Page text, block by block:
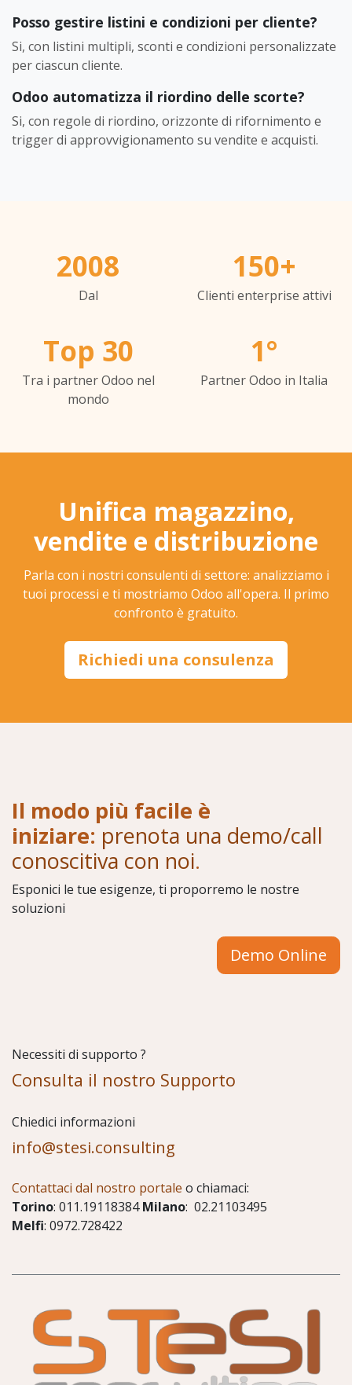
Posso gestire listini e condizioni per cliente?
Si, con listini multipli, sconti e condizioni personalizzate
per ciascun cliente.
Odoo automatizza il riordino delle scorte?
Si, con regole di riordino, orizzonte di rifornimento e
trigger di approvvigionamento su vendite e acquisti.
2008
Dal
150+
Clienti enterprise attivi
Top 30
Tra i partner Odoo nel
mondo
1°
Partner Odoo in Italia
Unifica magazzino,
vendite e distribuzione
Parla con i nostri consulenti di settore: analizziamo i
tuoi processi e ti mostriamo Odoo all'opera. Il primo
confronto è gratuito.
Richiedi una consulenza
Il modo più facile è
iniziare: prenota una demo/call
conoscitiva con noi.
Esponici le tue esigenze, ti proporremo le nostre
soluzioni
Demo Online
Necessiti di supporto ?
Consulta il nostro Supporto
Chiedici informazioni
info@stesi.consulting
Contattaci dal nostro portale o chiamaci:
Torino: 011.19118384Milano: 02.21103495
Melfi: 0972.728422